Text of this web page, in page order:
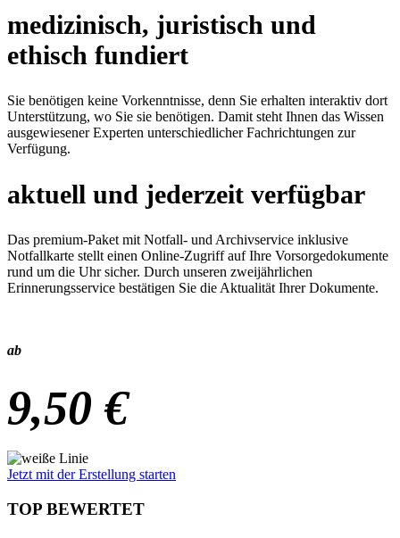
medizinisch, juristisch und
ethisch fundiert
Sie benötigen keine Vorkenntnisse, denn Sie erhalten interaktiv dort
Unterstützung, wo Sie sie benötigen. Damit steht Ihnen das Wissen
ausgewiesener Experten unterschiedlicher Fachrichtungen zur
Verfügung.
aktuell und jederzeit verfügbar
Das premium-Paket mit Notfall- und Archivservice inklusive
Notfallkarte stellt einen Online-Zugriff auf Ihre Vorsorgedokumente
rund um die Uhr sicher. Durch unseren zweijährlichen
Erinnerungsservice bestätigen Sie die Aktualität Ihrer Dokumente.
ab
9,50 €
Jetzt mit der Erstellung starten
TOP BEWERTET